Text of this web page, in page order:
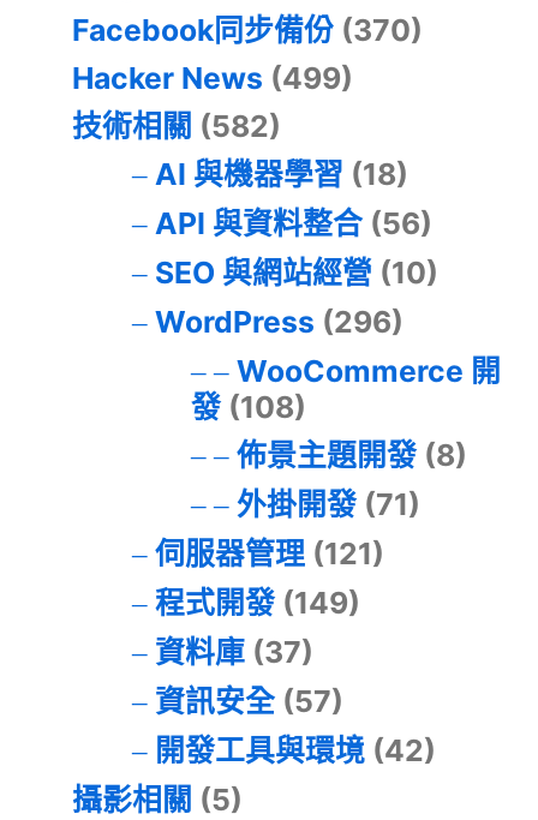
Facebook同步備份 (370)
Hacker News (499)
技術相關 (582)
AI 與機器學習 (18)
API 與資料整合(56)
SEO 與網站經營 (10)
WordPress (296)
WooCommerce 開
發(108)
佈景主題開發(8)
外掛開發(71)
伺服器管理(121)
程式開發(149)
資料庫(37)
資訊安全(57)
開發工具與環境(42)
攝影相關 (5)